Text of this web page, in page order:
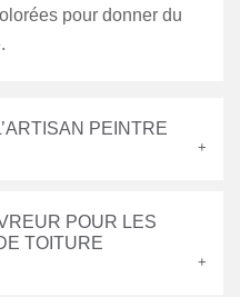
pour donner du
PEINTRE
POUR LES
TOITURE